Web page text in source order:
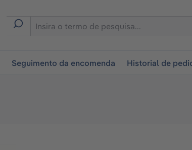
Seguimento da encomenda Historial de